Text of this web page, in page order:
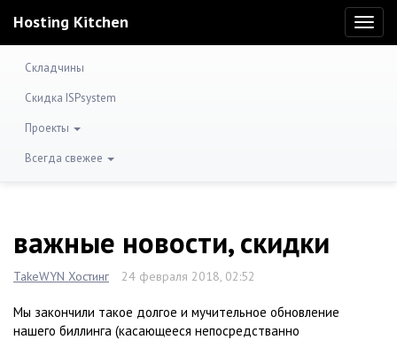
Hosting Kitchen
Складчины
Скидка ISPsystem
Проекты
Всегда свежее
важные новости, скидки
TakeWYN Хостинг 24 февраля 2018, 02:52
Мы закончили такое долгое и мучительное обновление
нашего биллинга (касающееся непосредстванно